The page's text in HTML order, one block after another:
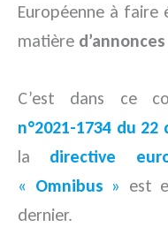
Européenne à faire
matière
C’est dans ce
n°2021-1734 du 22
la directive
« Omnibus » est
dernier.